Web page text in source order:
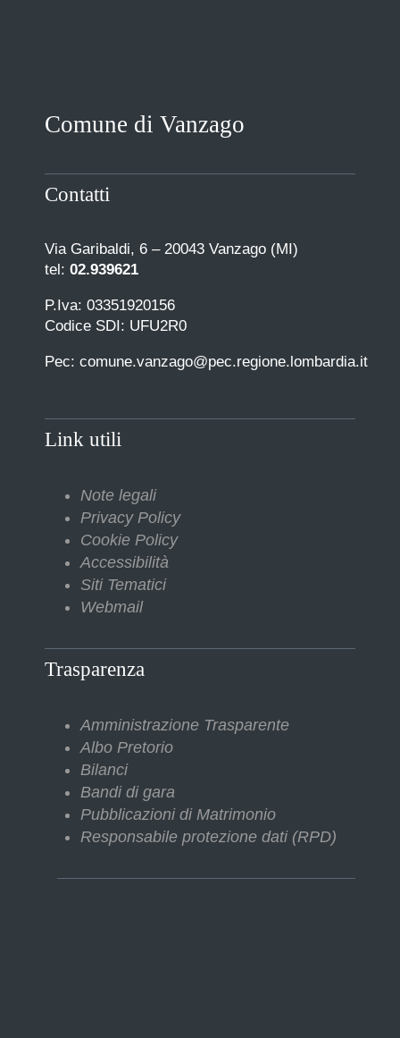
Comune di Vanzago
Contatti
Via Garibaldi, 6 – 20043 Vanzago (MI)
tel: 02.939621
P.Iva: 03351920156
Codice SDI: UFU2R0
Pec: comune.vanzago@pec.regione.lombardia.it
Link utili
Note legali
Privacy Policy
Cookie Policy
Accessibilità
Siti Tematici
Webmail
Trasparenza
Amministrazione Trasparente
Albo Pretorio
Bilanci
Bandi di gara
Pubblicazioni di Matrimonio
Responsabile protezione dati (RPD)